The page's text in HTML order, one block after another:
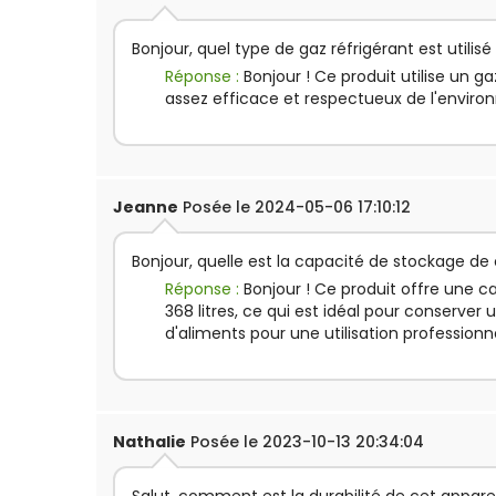
Bonjour, quel type de gaz réfrigérant est
Réponse : Bonjour ! Ce produit utilise un
assez efficace et respectueux de
Jeanne Posée le 2024-05-06 17:10:12
Bonjour, quelle est la capacité de stockage de
Réponse : Bonjour ! Ce produit offre une
368 litres, ce qui est idéal pour conserver
d'aliments pour une utilisation
Nathalie Posée le 2023-10-13 20:34:04